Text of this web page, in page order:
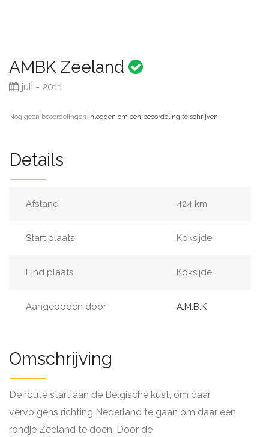
AMBK Zeeland
juli - 2011
Nog geen beoordelingen·Inloggen om een beoordeling te schrijven
Details
Afstand 424 km
Start plaats Koksijde
Eind plaats Koksijde
Aangeboden door A.M.B.K
Omschrijving
De route start aan de Belgische kust, om daar
vervolgens richting Nederland te gaan om daar een
rondje Zeeland te doen. Door de